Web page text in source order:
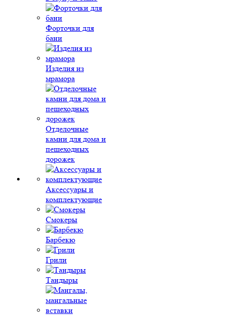
Форточки для
бани
Изделия из
мрамора
Отделочные
камни для дома и
пешеходных
дорожек
Аксессуары и
комплектующие
Смокеры
Барбекю
Грили
Тандыры